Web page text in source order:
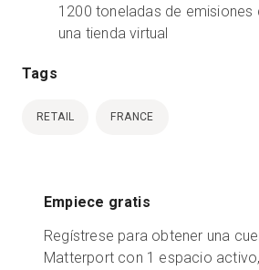
1200 toneladas de
una tienda virtual
Tags
RETAIL FRANCE
Empiece gratis
Regístrese para obtener una
Matterport con 1 espacio